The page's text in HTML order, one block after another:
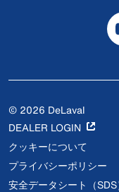
© 2026 DeLaval
DEALER LOGIN
クッキーについて
プライバシーポリシー
安全データシート（SDS